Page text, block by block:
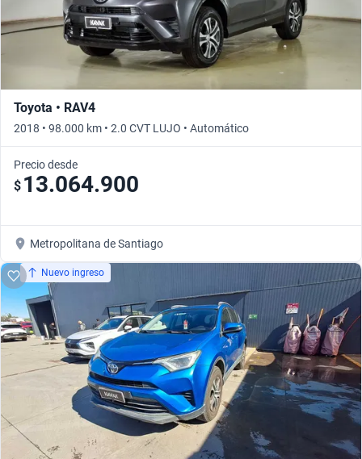
Toyota • RAV4
2018 • 98.000 km • 2.0 CVT LUJO • Automático
Precio desde
$ 13.064.900
Metropolitana de Santiago
Nuevo ingreso